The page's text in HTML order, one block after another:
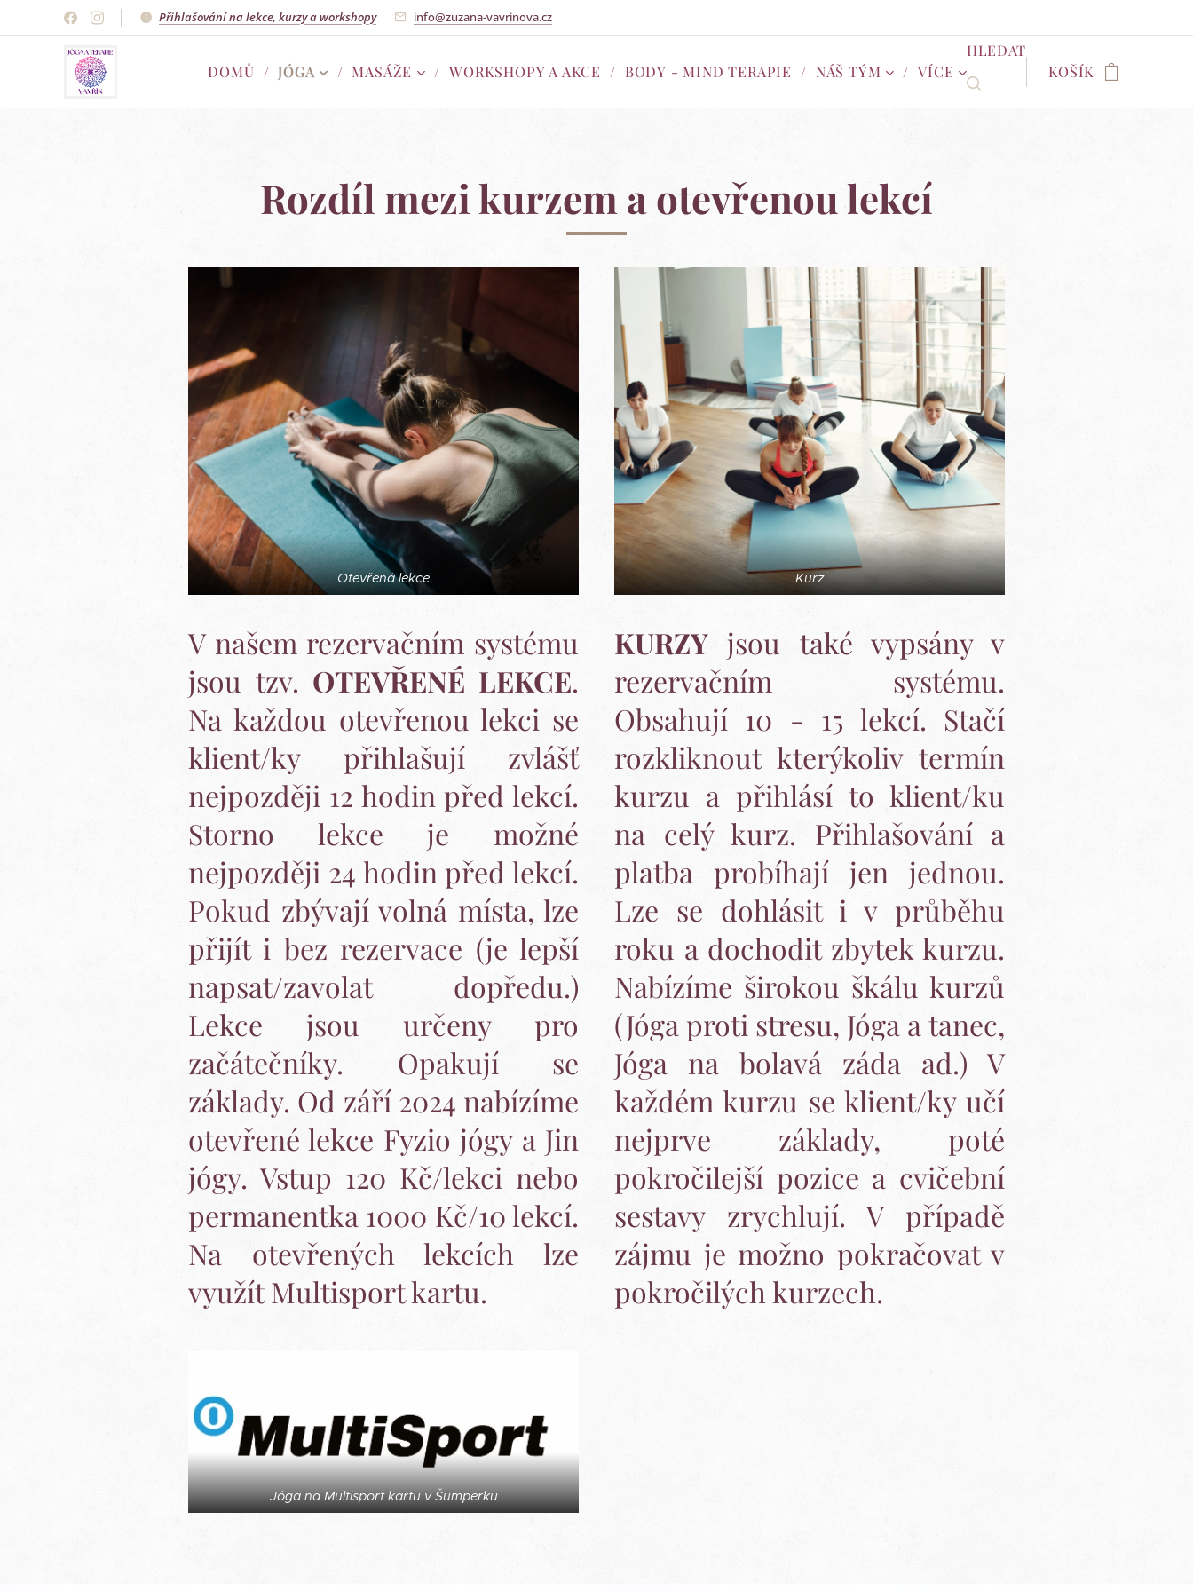
Přihlašování na lekce, kurzy a workshopy info@zuzana-vavrinova.cz
DOMŮ JÓGA MASÁŽE WORKSHOPY A AKCE BODY - MIND TERAPIE NÁŠ TÝM VÍCE
HLEDAT
KOŠÍK
Rozdíl mezi kurzem a otevřenou lekcí
Otevřená lekce
V našem rezervačním systému
jsou tzv. OTEVŘENÉ LEKCE.
Na každou otevřenou lekci se
klient/ky přihlašují zvlášť
nejpozději 12 hodin před lekcí.
Storno lekce je možné
nejpozději 24 hodin před lekcí.
Pokud zbývají volná místa, lze
přijít i bez rezervace (je lepší
napsat/zavolat dopředu.)
Lekce jsou určeny pro
začátečníky. Opakují se
základy. Od září 2024 nabízíme
otevřené lekce Fyzio jógy a Jin
jógy. Vstup 120 Kč/lekci nebo
permanentka 1000 Kč/10 lekcí.
Na otevřených lekcích lze
využít Multisport kartu.
Jóga na Multisport kartu v Šumperku
Kurz
KURZY jsou také vypsány v
rezervačním systému.
Obsahují 10 - 15 lekcí. Stačí
rozkliknout kterýkoliv termín
kurzu a přihlásí to klient/ku
na celý kurz. Přihlašování a
platba probíhají jen jednou.
Lze se dohlásit i v průběhu
roku a dochodit zbytek kurzu.
Nabízíme širokou škálu kurzů
(Jóga proti stresu, Jóga a tanec,
Jóga na bolavá záda ad.) V
každém kurzu se klient/ky učí
nejprve základy, poté
pokročilejší pozice a cvičební
sestavy zrychlují. V případě
zájmu je možno pokračovat v
pokročilých kurzech.